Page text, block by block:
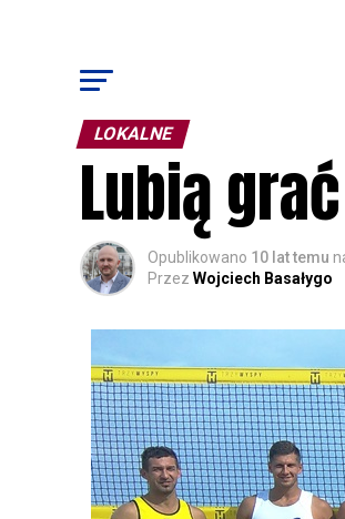
LOKALNE
Lubią
Opublikowano 10 lat temu
Przez Wojciech Basałygo